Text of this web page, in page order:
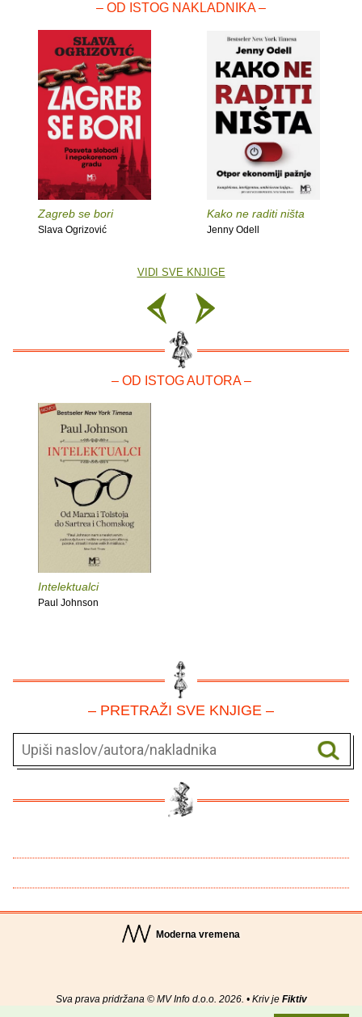
– OD ISTOG NAKLADNIKA –
Zagreb se bori
Slava Ogrizović
Kako ne raditi ništa
Jenny Odell
VIDI SVE KNJIGE
– OD ISTOG AUTORA –
Intelektualci
Paul Johnson
– PRETRAŽI SVE KNJIGE –
Moderna vremena
Sva prava pridržana © MV Info d.o.o. 2026. • Kriv je Fiktiv